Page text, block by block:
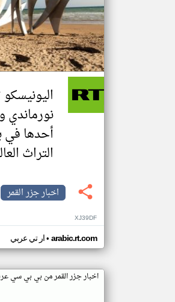
أحدها في
التراث
اخبار جزر القمر
XJ39DF
ار تي عربي• arabic.rt.com
اخبار جزر القمر من بي بي سي